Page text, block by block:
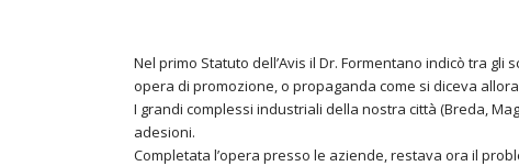
Nel primo Statuto dell’Avis il Dr. Formentano indicò tra
opera di promozione, o propaganda come si diceva
I grandi complessi industriali della nostra città (Breda,
adesioni.
Completata l’opera presso le aziende, restava ora il